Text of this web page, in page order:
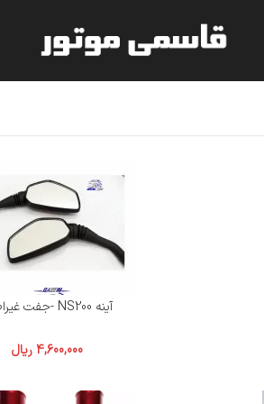
آینه NS200 -جفت غیراصل
4,600,000 ریال